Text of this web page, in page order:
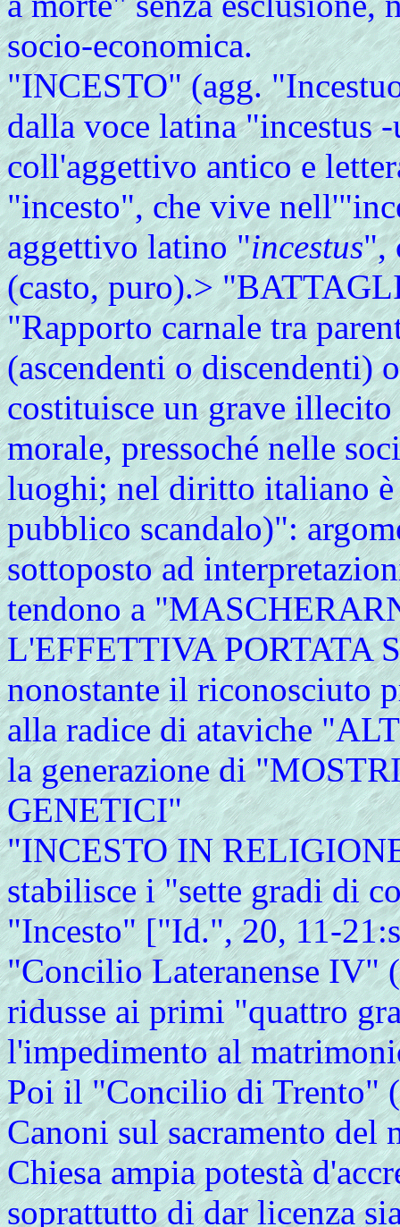
socio-economica.
"INCESTO" (agg.
dalla voce latina "incestus
coll'aggettivo antico e
"incesto", che vive
aggettivo latino "incestus",
(casto, puro).>
"Rapporto carnale tra
(ascendenti o discendenti)
costituisce un grave
morale, pressoché nelle
luoghi; nel diritto italiano è
pubblico scandalo)":
sottoposto ad
tendono a
L'EFFETTIVA PORTATA
nonostante il riconosciuto
alla radice di ataviche
la generazione di
GENETICI"
"INCESTO IN
stabilisce i "sette gradi di
"Incesto" ["Id.", 20, 11-
"Concilio Lateranense
ridusse ai primi "quattro
l'impedimento al
Poi il "Concilio di Trento"
Canoni sul sacramento
Chiesa ampia potestà
soprattutto di dar licenza